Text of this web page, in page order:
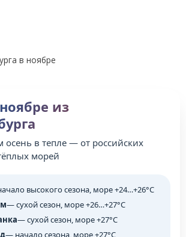
в ноябре
из
осень в тепле — от российских
морей
высокого сезона, море +24…+26°C
— сухой сезон, море +26…+27°C
— сухой сезон, море +27°C
— начало сезона, море +27°C